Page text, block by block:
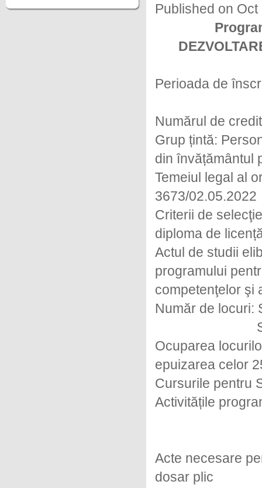
Published on Oct
Perioada de
Numărul de
Grup țintă:
din învățământul
Temeiul legal al
3673/02.05.2022
Criterii de
diploma de
Actul de studii
programului
competenţelor şi
Număr de locuri:
Seria II –
Ocuparea
epuizarea celor
Cursurile pentru
Activitățile
Acte necesare
dosar plic